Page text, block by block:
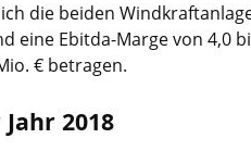
die beiden
eine Ebitda-Marge von 4,0
€ betragen.
2018